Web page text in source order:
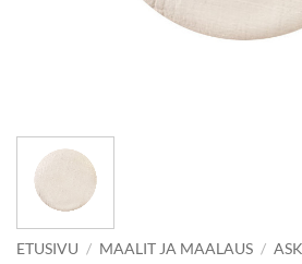
ETUSIVU / MAALIT JA MAALAUS /